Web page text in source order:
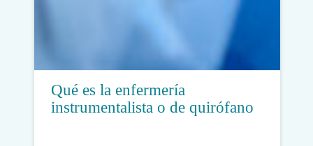
Qué es la enfermería
instrumentalista o de quirófano